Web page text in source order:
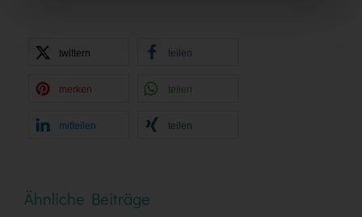
twittern teilen
merken teilen
mitteilen teilen
Ähnliche Beiträge